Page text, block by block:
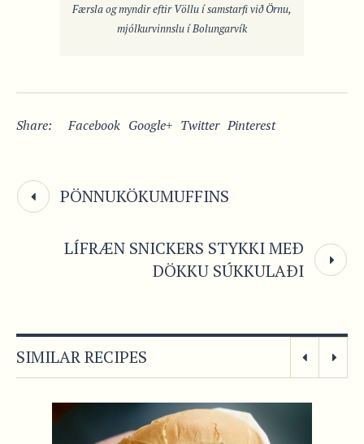
Færsla og myndir eftir Völlu í samstarfi við Örnu,
mjólkurvinnslu í Bolungarvík
Share: Facebook Google+ Twitter Pinterest
PÖNNUKÖKUMUFFINS
LÍFRÆN SNICKERS STYKKI MEÐ
DÖKKU SÚKKULAÐI
SIMILAR RECIPES